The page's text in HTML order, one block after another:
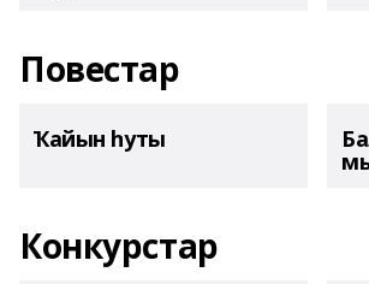
Повестар
Ҡайын һуты
Конкурстар